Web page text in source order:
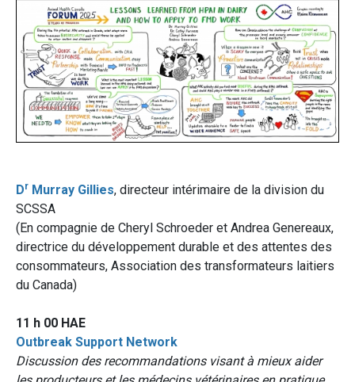
Dr Murray Gillies, directeur intérimaire de la division du
SCSSA
(En compagnie de Cheryl Schroeder et Andrea Genereaux,
directrice du développement durable et des attentes des
consommateurs, Association des transformateurs laitiers
du Canada)
11 h 00 HAE
Outbreak Support Network
Discussion des recommandations visant à mieux aider